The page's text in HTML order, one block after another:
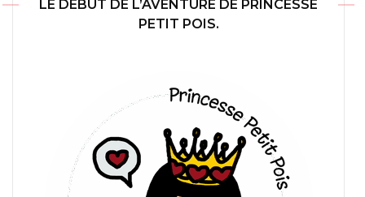
LE DÉBUT DE L’AVENTURE DE PRINCESSE
PETIT POIS.